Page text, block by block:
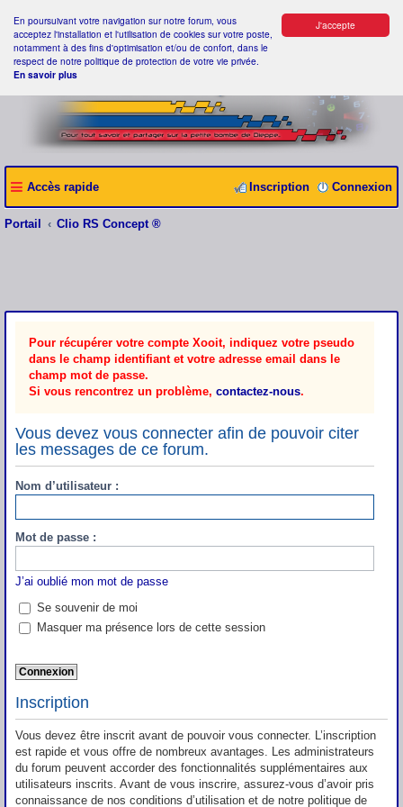
J'accepte
En poursuivant votre navigation sur notre forum, vous
acceptez l'installation et l'utilisation de cookies sur votre poste,
notamment à des fins d'optimisation et/ou de confort, dans le
respect de notre politique de protection de votre vie privée.
En savoir plus
Accès rapide Connexion
Inscription
Portail Clio RS Concept ®
Pour récupérer votre compte Xooit, indiquez votre pseudo
dans le champ identifiant et votre adresse email dans le
champ mot de passe.
Si vous rencontrez un problème, contactez-nous.
Vous devez vous connecter afin de pouvoir citer
les messages de ce forum.
Nom d’utilisateur :
Mot de passe :
J’ai oublié mon mot de passe
Se souvenir de moi
Masquer ma présence lors de cette session
Inscription
Vous devez être inscrit avant de pouvoir vous connecter. L’inscription
est rapide et vous offre de nombreux avantages. Les administrateurs
du forum peuvent accorder des fonctionnalités supplémentaires aux
utilisateurs inscrits. Avant de vous inscrire, assurez-vous d’avoir pris
connaissance de nos conditions d’utilisation et de notre politique de